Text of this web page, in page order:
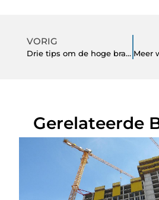
VORIG
Drie tips om de hoge brandstofprijzen de baas te zijn
Gerelateerde